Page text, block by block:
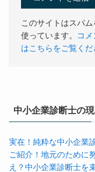
このサイトはスパ
使っています。
コ
はこちらをご覧くだ
中小企業診断士の
実在！純粋な中小企業
ご紹介！地元のために
え？中小企業診断士を